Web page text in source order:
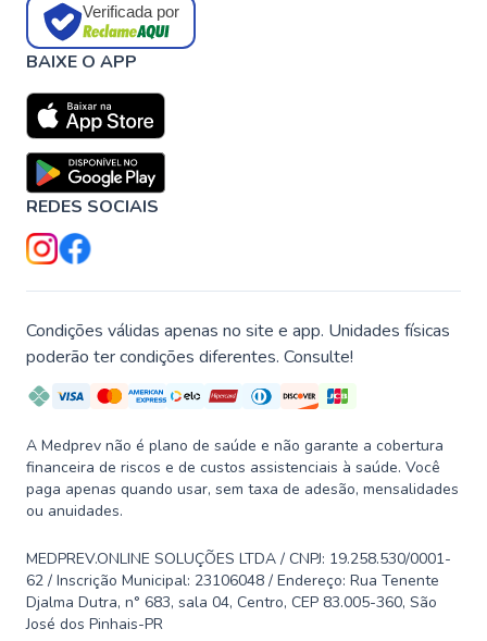
Verificada por
BAIXE O APP
REDES SOCIAIS
Condições válidas apenas no site e app. Unidades físicas
poderão ter condições diferentes. Consulte!
A Medprev não é plano de saúde e não garante a cobertura
financeira de riscos e de custos assistenciais à saúde. Você
paga apenas quando usar, sem taxa de adesão, mensalidades
ou anuidades.
MEDPREV.ONLINE SOLUÇÕES LTDA / CNPJ: 19.258.530/0001-
62 / Inscrição Municipal: 23106048 / Endereço: Rua Tenente
Djalma Dutra, n° 683, sala 04, Centro, CEP 83.005-360, São
José dos Pinhais-PR